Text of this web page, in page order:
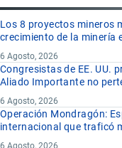
Los 8 proyectos mineros
crecimiento de la minería
6 Agosto, 2026
Congresistas de EE. UU.
Aliado Importante no
6 Agosto, 2026
Operación Mondragón:
internacional que traficó